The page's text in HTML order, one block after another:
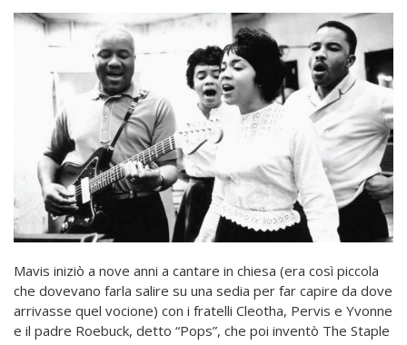
Mavis iniziò a nove anni a cantare in chiesa (era così piccola
che dovevano farla salire su una sedia per far capire da dove
arrivasse quel vocione) con i fratelli Cleotha, Pervis e Yvonne
e il padre Roebuck, detto “Pops”, che poi inventò The Staple